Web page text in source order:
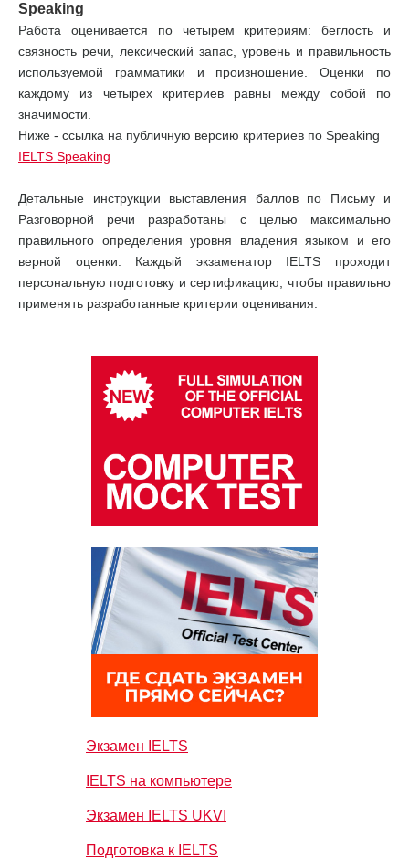
Speaking
Работа оценивается по четырем критериям: беглость и
связность речи, лексический запас, уровень и правильность
используемой грамматики и произношение. Оценки по
каждому из четырех критериев равны между собой по
значимости.
Ниже - ссылка на публичную версию критериев по Speaking
IELTS Speaking
Детальные инструкции выставления баллов по Письму и
Разговорной речи разработаны с целью максимально
правильного определения уровня владения языком и его
верной оценки. Каждый экзаменатор IELTS проходит
персональную подготовку и сертификацию, чтобы правильно
применять разработанные критерии оценивания.
Экзамен IELTS
IELTS на компьютере
Экзамен IELTS UKVI
Подготовка к IELTS